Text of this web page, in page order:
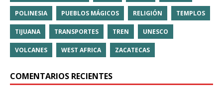
POLINESIA PUEBLOS MÁGICOS RELIGIÓN TEMPLOS
TIJUANA TRANSPORTES TREN UNESCO
VOLCANES WEST AFRICA ZACATECAS
COMENTARIOS RECIENTES